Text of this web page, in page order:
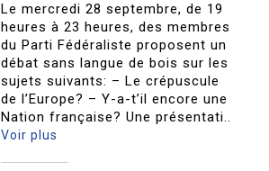
Le mercredi 28 septembre, de 19
heures à 23 heures, des membres
du Parti Fédéraliste proposent un
débat sans langue de bois sur les
sujets suivants: – Le crépuscule
de l’Europe? – Y-a-t’il encore une
Nation française? Une présentati..
Voir plus